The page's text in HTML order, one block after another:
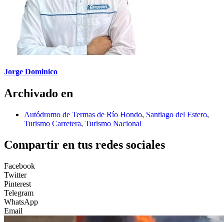
Jorge Dominico
Archivado en
Autódromo de Termas de Río Hondo, Santiago del Estero,
Turismo Carretera, Turismo Nacional
Compartir en tus redes sociales
Facebook
Twitter
Pinterest
Telegram
WhatsApp
Email